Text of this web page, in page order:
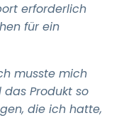
erforderlich
für ein
musste mich
Produkt so
die ich hatte,